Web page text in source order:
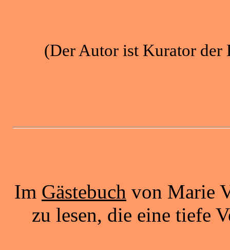
(Der Autor ist Kurator der
Im Gästebuch von Marie
zu lesen, die eine tiefe